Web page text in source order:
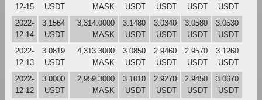
12-15
USDT
MASK
USDT
USDT
USDT
USDT
2022-
12-14
3.1564
USDT
3,314.0000
MASK
3.1480
USDT
3.0340
USDT
3.0580
USDT
3.0530
USDT
2022-
12-13
3.0819
USDT
4,313.3000
MASK
3.0850
USDT
2.9460
USDT
2.9570
USDT
3.1260
USDT
2022-
12-12
3.0000
USDT
2,959.3000
MASK
3.1010
USDT
2.9270
USDT
2.9450
USDT
3.0670
USDT